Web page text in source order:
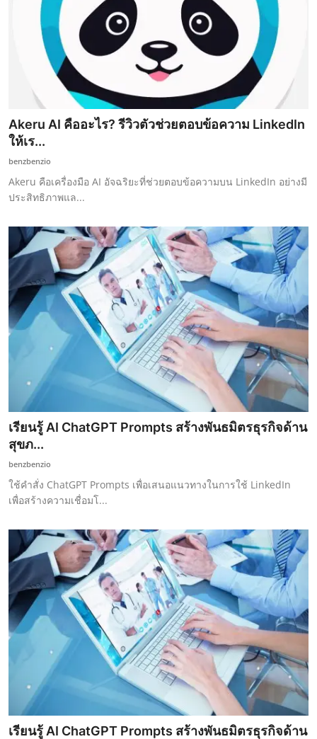
Akeru AI คืออะไร? รีวิวตัวช่วยตอบข้อความ LinkedIn
ให้เร...
benzbenzio
Akeru คือเครื่องมือ AI อัจฉริยะที่ช่วยตอบข้อความบน LinkedIn อย่างมี
ประสิทธิภาพแล...
เรียนรู้ AI ChatGPT Prompts สร้างพันธมิตรธุรกิจด้าน
สุขภ...
benzbenzio
ใช้คำสั่ง ChatGPT Prompts เพื่อเสนอแนวทางในการใช้ LinkedIn
เพื่อสร้างความเชื่อมโ...
เรียนรู้ AI ChatGPT Prompts สร้างพันธมิตรธุรกิจด้าน